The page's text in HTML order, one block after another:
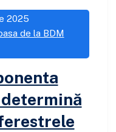
2025
de la BDM